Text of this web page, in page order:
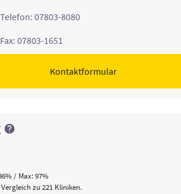
07803-8080
07803-1651
Kontaktformular
/ Max: 97%
zu 221 Kliniken.